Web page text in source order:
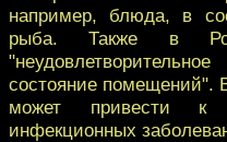
например, блюда, в
рыба. Также в
состояние помещений".
может привести к
инфекционных